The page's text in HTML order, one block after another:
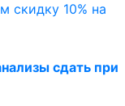
скидку 10% на
сдать при